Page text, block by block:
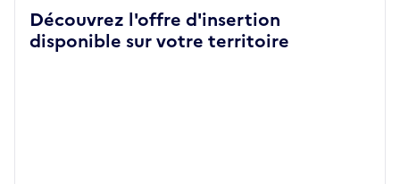
Découvrez l'offre d'insertion
disponible sur votre territoire